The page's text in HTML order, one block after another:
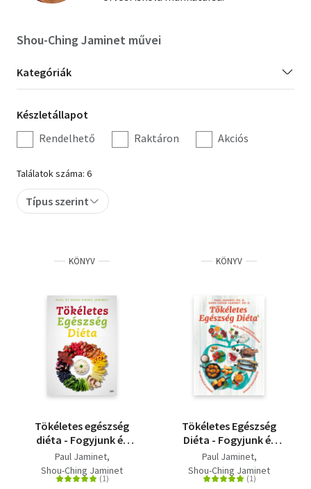
Szakkönyv
Szótár, nyelvkönyv
Tankönyv, segédkönyv
Társadalomtudomány
Természettudomány
Shou-Ching Jaminet művei
Kategória
szűrés
Kategóriák
Készletállapot
szűrés
Készletállapot
Rendelhető
Raktáron Akciós
Találatok száma: 6
Típus szerint
KÖNYV
Tökéletes egészség
diéta - Fogyjunk és
éljünk egészségesen az
optimális emberi
étrend segítségével
Paul Jaminet
Shou-Ching Jaminet
KÖNYV
Tökéletes Egészség
Diéta - Fogyjunk és
éljünk egészségesen az
optimális emberi
étrend segítségével
Paul Jaminet
Shou-Ching Jaminet